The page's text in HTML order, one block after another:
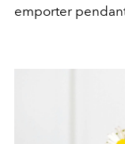
emporter